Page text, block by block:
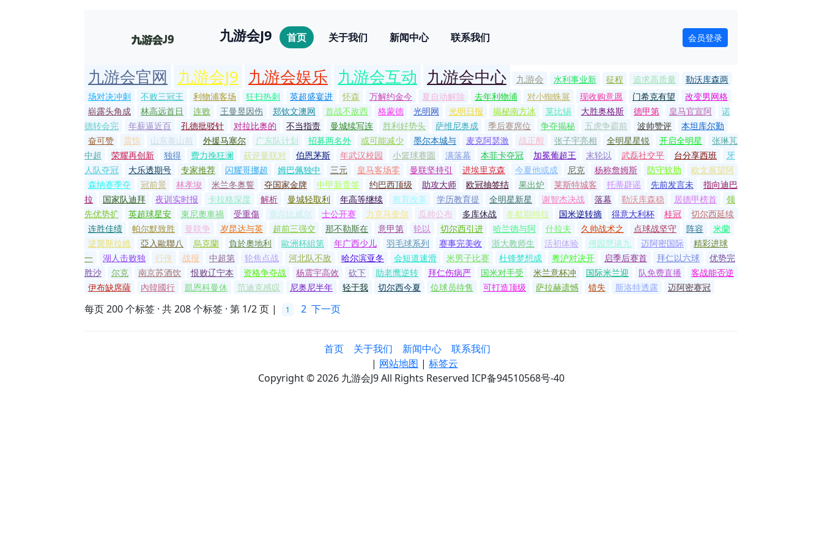
九游会J9 首页 关于我们 新闻中心 联系我们 会员登录
九游会官网 九游会J9 九游会娱乐 九游会互动 九游会中心 九游会 水利事业新 征程 追求高质量
勒沃库森两
场对决冲刺
不败三冠王 利物浦客场 狂扫热刺 英超盛宴进 怀森 万解约金今 夏自动解除 去年利物浦 对小蜘蛛展 现收购意愿 门希克有望
改变男网格
崭露头角成
林高远首日 连败 王曼昱因伤 郑钦文澳网 首战不敌西 格蒙德 光明网 光明日报 揭秘南方冰 莱比锡 大胜奥格斯 德甲第 皇马官宣阿
诺
德转会完
年薪逼近百 孔德批驳针 对拉比奥的 不当指责 曼城续写连 胜利好势头 萨维尼奥成 季后赛席位 争夺揭秘 五虎争霸前 波帅赞评
本坦库尔勤
奋可赞
震惊 山东泰山前 外援马塞尔 广东队计划 招募两名外 或可能减少 墨尔本城与 麦克阿瑟激 战正酣 张子宇亮相 全明星星锐 开启全明星
张琳芃
中超
荣耀再创新 独得 费力挽狂澜 获评曼联对 伯恩茅斯 年武汉校园 小篮球赛圆 满落幕 本菲卡夺冠 加冕葡超王 末轮以 武磊社交平 台分享西班
牙
人队夺冠
大乐透期号 专家推荐 闪耀哥挪超 姆巴佩独中 三元 皇马客场零 曼联坚持引 进埃里克森 今夏他或成 尼克 杨称詹姆斯 防守软肋
欧文展望阿
森纳赛季夺
冠前景 林孝埈 米兰冬奥誓 夺国家金牌 中甲新贵签 约巴西顶级 助攻大师 欧冠抽签结 果出炉 莱斯特城客 托蒂辟谣 先前发言未
指向迪巴
拉
国家队迪拜 夜训实时报 卡拉格深度 解析 曼城轻取利 年高等继续 教育改革 学历教育提 全明星新星 谢智杰决战 落幕 勒沃库森稳 居德甲榜首
领
先优势扩
英超球星安 東尼奧車禍 受重傷 塞尔比威尔 士公开赛 力克马奎尔 瓜帅公布 多库休战 冬歇期特拉 国米逆转摘 得意大利杯 桂冠
切尔西延续
连胜佳绩
帕尔默致胜 曼联争 岁昆达与英 超前三强交 那不勒斯在 意甲第 轮以 切尔西引进 哈兰德与阿 什拉夫 久帅战术之 点球战坚守 阵容
米蘭
逆襲斯拉維
亞入歐聯八 烏克蘭 負於奧地利 歐洲杯組第 年广西少儿 羽毛球系列 赛事完美收 浙大教师生 活初体验 傅园慧谈九 迈阿密国际
精彩进球
一
湖人击败独 行侠 战报 中超第 轮焦点战 河北队不敌 哈尔滨亚冬 会短道速滑 米男子比赛 杜锋梦想成 粤沪对决开 启季后赛首 拜仁以六球
优势完
胜沙
尔克 南京苏酒饮 恨败辽宁本 资格争夺战 杨震宇高效 砍下 助老鹰逆转 拜仁伤病严 国米对手受 米兰意杯冲 国际米兰迎 队免费直播
客战能否逆
伊布缺席薩
內韓國行 凱恩科曼休 范迪克感叹 尼奥尼半年 轻于我 切尔西今夏 位球员待售 可打造顶级 萨拉赫遗憾 错失 斯洛特透露 迈阿密赛冠
每页 200 个标签 · 共 208 个标签 · 第 1/2 页 | 1 2 下一页
首页 关于我们 新闻中心
联系我们
| 网站地图 | 标签云
Copyright © 2026 九游会J9 All Rights Reserved ICP备94510568号-40